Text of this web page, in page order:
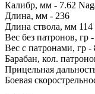
Калибр, мм - 7.62
Длина, мм - 236
Длина ствола, мм 114
Вес без патронов, гр
Вес с патронами, гр -
Барабан, кол.
Прицельная
Боевая